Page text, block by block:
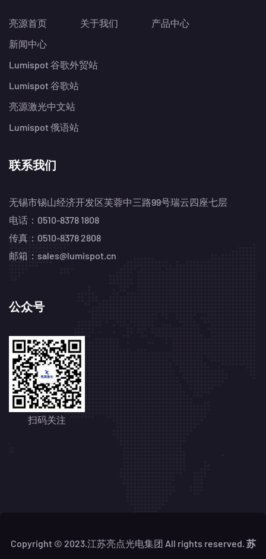
亮源首页 关于我们
产品中心
新闻中心
Lumispot 谷歌外贸站
Lumispot 谷歌站
亮源激光中文站
Lumispot 俄语站
联系我们
无锡市锡山经济开发区芙蓉中三路99号瑞云四座七层
电话：0510-8378 1808
传真：0510-8378 2808
邮箱：sales@lumispot.cn
公众号
扫码关注
Copyright © 2023.江苏亮点光电集团 All rights reserved. 苏